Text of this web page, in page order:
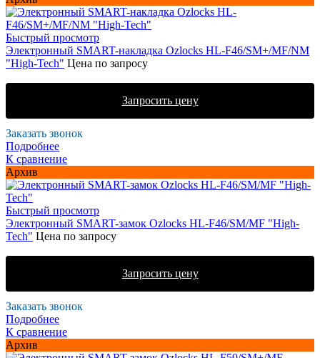
Быстрый просмотр
Электронный SMART-накладка Ozlocks HL-F46/SM+/MF/NM
"High-Tech" Цена по запросу
Запросить цену
Заказать звонок
Подробнее
К сравнение
Архив
Быстрый просмотр
Электронный SMART-замок Ozlocks HL-F46/SM/MF "High-
Tech" Цена по запросу
Запросить цену
Заказать звонок
Подробнее
К сравнение
Архив